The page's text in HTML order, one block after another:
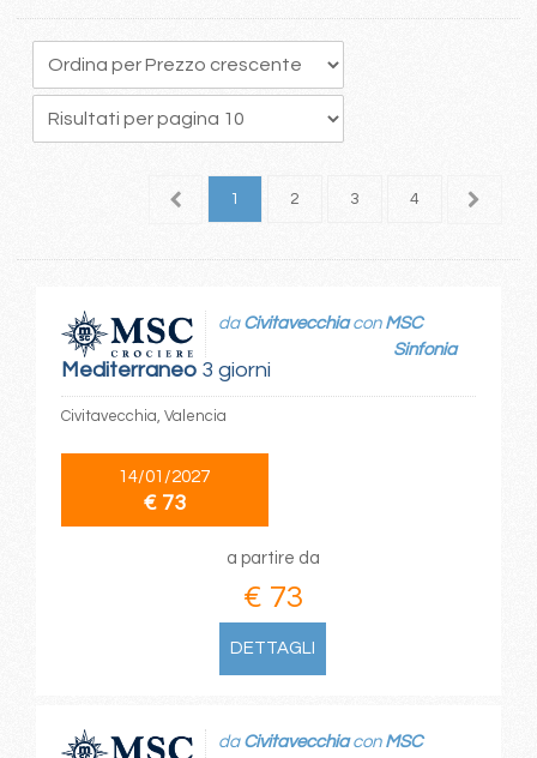
1 2 3 4 5
Mediterraneo3 giorni
da Civitavecchiacon MSC
Sinfonia
Civitavecchia, Valencia
14/01/2027
€ 73
a partire da
€ 73
DETTAGLI
da Civitavecchiacon MSC